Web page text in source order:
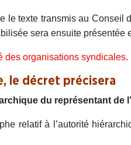
le texte transmis au Conseil
sera ensuite présentée
des organisations syndicales.
le décret précisera
du représentant de
relatif à l’autorité